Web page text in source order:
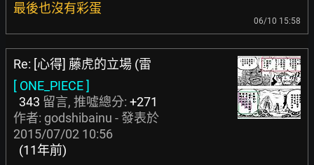
最後也沒有彩蛋
06/10 15:58
Re: [心得] 藤虎的立場 (雷
[ ONE_PIECE ]
343 留言, 推噓總分: +271
作者: godshibainu - 發表於
2015/07/02 10:56
(11年前)